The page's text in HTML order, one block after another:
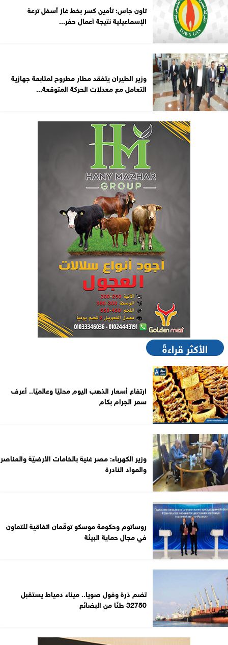
تاون جاس: تأمين كسر بخط غاز أسفل ترعة
الإسماعيلية نتيجة أعمال حفر...
وزير الطيران يتفقد مطار مطروح لمتابعة جهازية
التعامل مع معدلات الحركة المتوقعة...
الأكثر قراءةً
ارتفاع أسعار الذهب اليوم محليًا وعالميًا.. أعرف
سعر الجرام بكام
وزير الكهرباء: مصر غنية بالخامات الأرضيّة والعناصر
والمواد النادرة
روساتوم وحكومة موسكو توقّعان اتفاقية للتعاون
في مجال حماية البيئة
تضم ذرة وفول صويا.. ميناء دمياط يستقبل
32750 طنًا من البضائع